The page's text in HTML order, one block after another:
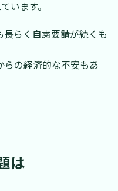
います。
らく自粛要請が続くも
らの経済的な不安もあ
は